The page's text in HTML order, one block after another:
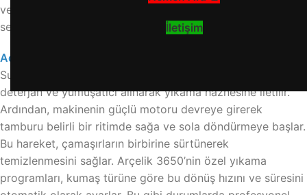
İletişim
ve inatçı lekelerin çözülmesi için çok önemlidir. Su sıcaklığı
sensörler tarafından sürekli kontrol edilir.
Adım 2: Deterjan Dağıtımı ve Yıkama
Su hazır olduğunda, deterjan haznesinden uygun miktarda
deterjan ve yumuşatıcı alınarak yıkama haznesine iletilir.
Ardından, makinenin güçlü motoru devreye girerek
tamburu belirli bir ritimde sağa ve sola döndürmeye başlar.
Bu hareket, çamaşırların birbirine sürtünerek
temizlenmesini sağlar. Arçelik 3650’nin özel yıkama
programları, kumaş türüne göre bu dönüş hızını ve süresini